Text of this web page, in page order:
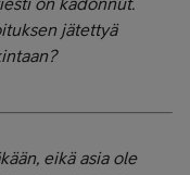
jätettyä
eikä asia ole